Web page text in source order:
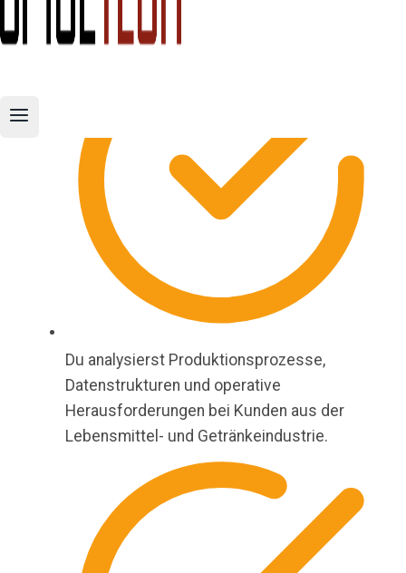
Du analysierst Produktionsprozesse,
Datenstrukturen und operative
Herausforderungen bei Kunden aus der
Lebensmittel- und Getränkeindustrie.